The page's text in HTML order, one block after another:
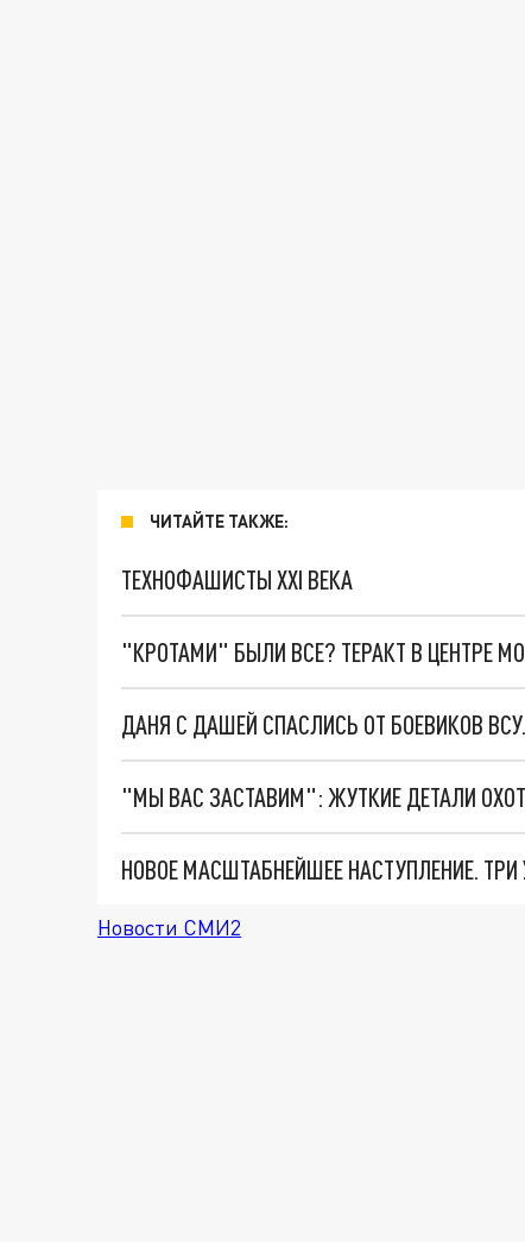
ЧИТАЙТЕ ТАКЖЕ:
ТЕХНОФАШИСТЫ XXI ВЕКА
"КРОТАМИ" БЫЛИ ВСЕ? ТЕРАКТ В ЦЕНТРЕ
ДАНЯ С ДАШЕЙ СПАСЛИСЬ ОТ БОЕВИКОВ
Новости СМИ2